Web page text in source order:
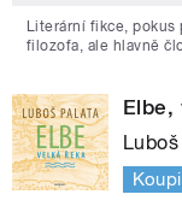
Literární fikce,
filozofa, ale hlavně
Elbe,
Luboš